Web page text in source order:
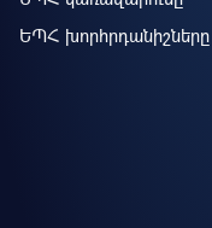
ԵՊՀ խորհրդանիշները